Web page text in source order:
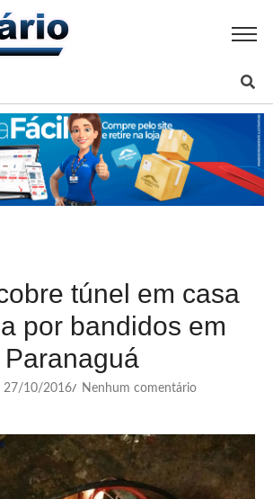
túnel em casa
por bandidos em
Paranaguá
27/10/2016/ Nenhum comentário